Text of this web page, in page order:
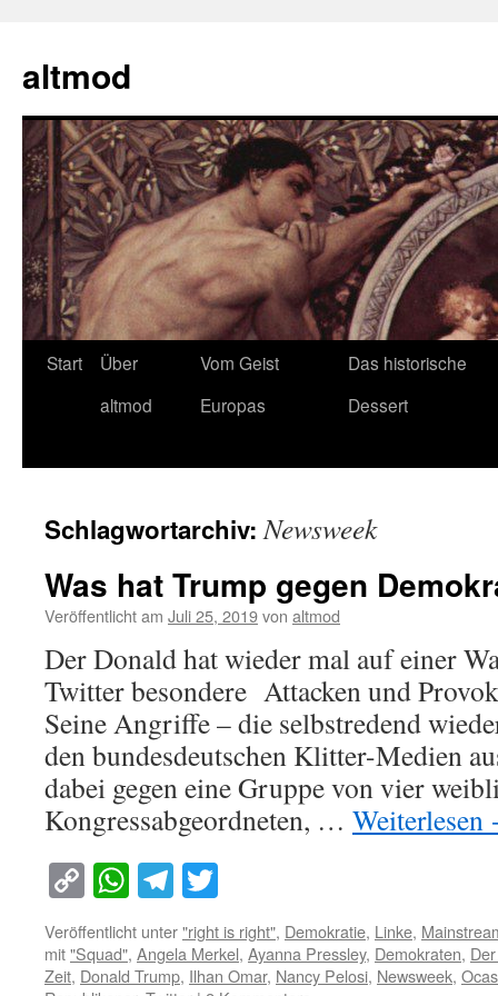
springen
altmod
Start
Über
altmod
Vom Geist
Europas
Das historische
Dessert
Schlagwortarchiv:Newsweek
Was hat Trump gegen
Veröffentlicht am Juli 25, 2019von altmod
Der Donald hat wieder mal auf einer
Twitter besondere Attacken und
Seine Angriffe – die selbstredend
den bundesdeutschen Klitter-Medien
dabei gegen eine Gruppe von vier
Kongressabgeordneten, … Weiterlesen
Copy
Link
WhatsApp
Telegram
Veröffentlicht unter"right is right", Demokratie, Linke,
mit"Squad", Angela Merkel, Ayanna Pressley, Demokraten,
Zeit, Donald Trump, Ilhan Omar, Nancy Pelosi, Newsweek,